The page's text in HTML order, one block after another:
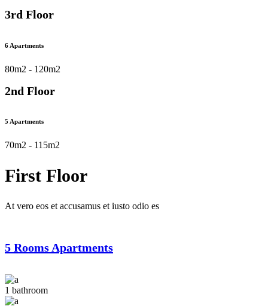
3rd Floor
6 Apartments
80m2 - 120m2
2nd Floor
5 Apartments
70m2 - 115m2
First Floor
At vero eos et accusamus et iusto odio es
5 Rooms Apartments
1 bathroom